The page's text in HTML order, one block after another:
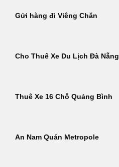
Gửi hàng đi Viêng Chăn
Cho Thuê Xe Du Lịch Đà Nẵng
Thuê Xe 16 Chỗ Quảng Bình
An Nam Quán Metropole